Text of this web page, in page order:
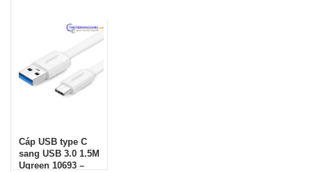
Cáp USB type C
sang USB 3.0 1.5M
Ugreen 10693 –